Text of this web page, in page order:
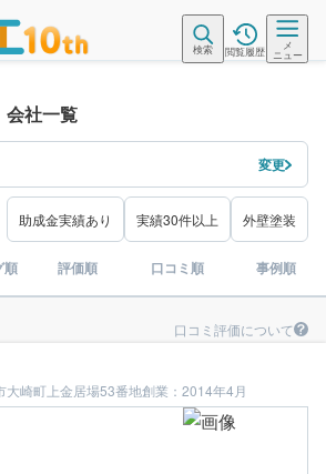
検索 閲覧履歴
メ
ニュー
社一覧
変更
助成金実績あり 実績30件以上 外壁塗装
順 評価順 口コミ順 事例順
口コミ評価について
大崎町上金居場53番地創業：2014年4月